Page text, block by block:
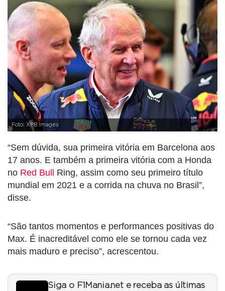
Foto: XPB Images
“Sem dúvida, sua primeira vitória em Barcelona aos
17 anos. E também a primeira vitória com a Honda
no Red Bull Ring, assim como seu primeiro título
mundial em 2021 e a corrida na chuva no Brasil”,
disse.
“São tantos momentos e performances positivas do
Max. É inacreditável como ele se tornou cada vez
mais maduro e preciso”, acrescentou.
Siga o F1Mania.net e receba as últimas